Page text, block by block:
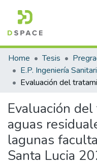
Communities &
All of DSpace
Statistics
Home Tesis
Evaluación
aguas
lagunas
Santa Lucia